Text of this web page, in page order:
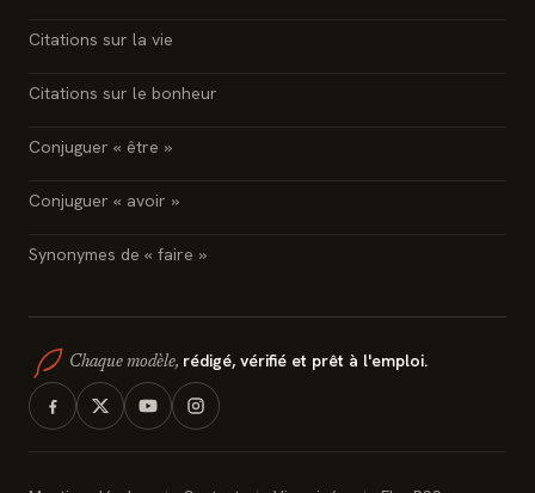
Citations sur la vie
Citations sur le bonheur
Conjuguer « être »
Conjuguer « avoir »
Synonymes de « faire »
Chaque modèle, rédigé, vérifié et prêt à l'emploi.